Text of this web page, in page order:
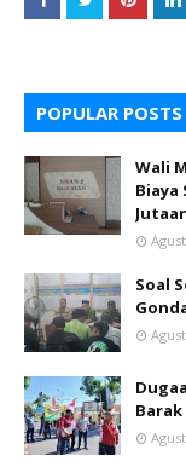
POPULAR POSTS
Wali
Biaya
Soal